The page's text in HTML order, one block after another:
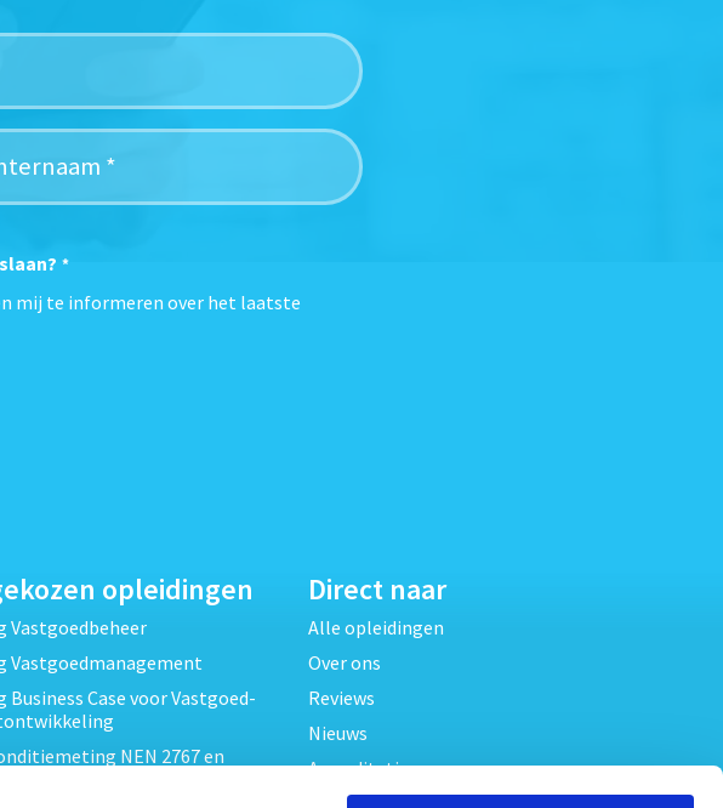
*
mij te informeren over het laatste
opleidingen
Vastgoedbeheer
Vastgoedmanagement
Business Case voor Vastgoed-
NEN 2767 en
Direct naar
Alle opleidingen
Over ons
Reviews
Nieuws
Accreditaties